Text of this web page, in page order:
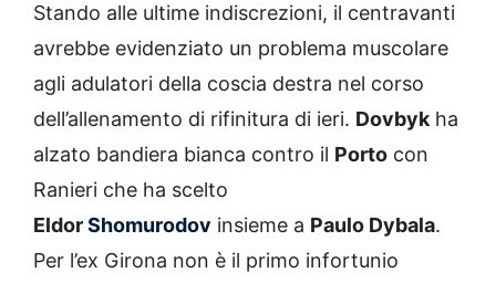
Stando alle ultime indiscrezioni, il centravanti
avrebbe evidenziato un problema muscolare
agli adulatori della coscia destra nel corso
dell’allenamento di rifinitura di ieri. Dovbykha
alzato bandiera bianca contro il Porto con
Ranieri che ha scelto
EldorShomurodov insieme a Paulo Dybala.
Per l’ex Girona non è il primo infortunio